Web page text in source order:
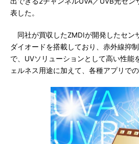
表した。
同社が買収したZMDIが開発したセン
ダイオードを搭載しており、赤外線抑
で、UVソリューションとして高い性能
ェルネス用途に加えて、各種アプリで